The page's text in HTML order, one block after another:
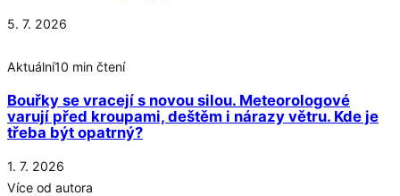
5. 7. 2026
Aktuální10 min čtení
Bouřky se vracejí s novou silou. Meteorologové
varují před kroupami, deštěm i nárazy větru. Kde je
třeba být opatrný?
1. 7. 2026
Více od autora